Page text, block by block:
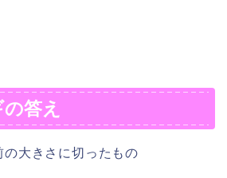
答え
大きさに切ったもの